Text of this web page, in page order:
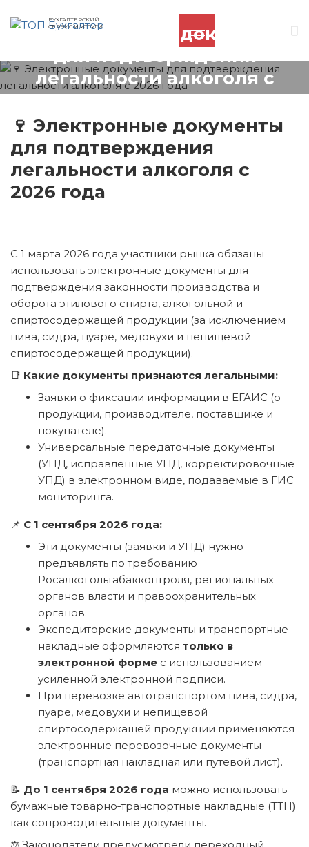
БУХГАЛТЕРСКИЙ
СЕРВИС И УСЛУГИ
🍷 Электронные документы
для подтверждения
легальности алкоголя с
2026 года
🍷 Электронные документы
для подтверждения
легальности алкоголя с
2026 года
С 1 марта 2026 года участники рынка обязаны
использовать электронные документы для
подтверждения законности производства и
оборота этилового спирта, алкогольной и
спиртосодержащей продукции (за исключением
пива, сидра, пуаре, медовухи и непищевой
спиртосодержащей продукции).
📑 Какие документы признаются легальными:
Заявки о фиксации информации в ЕГАИС (о
продукции, производителе, поставщике и
покупателе).
Универсальные передаточные документы
(УПД, исправленные УПД, корректировочные
УПД) в электронном виде, подаваемые в ГИС
мониторинга.
📌 С 1 сентября 2026 года:
Эти документы (заявки и УПД) нужно
предъявлять по требованию
Росалкогольтабакконтроля, региональных
органов власти и правоохранительных
органов.
Экспедиторские документы и транспортные
накладные оформляются только в
электронной форме с использованием
усиленной электронной подписи.
При перевозке автотранспортом пива, сидра,
пуаре, медовухи и непищевой
спиртосодержащей продукции применяются
электронные перевозочные документы
(транспортная накладная или путевой лист).
📝 До 1 сентября 2026 года можно использовать
бумажные товарно‑транспортные накладные (ТТН)
как сопроводительные документы.